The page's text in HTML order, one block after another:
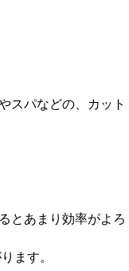
スパなどの、カット
とあまり効率がよろ
ます。